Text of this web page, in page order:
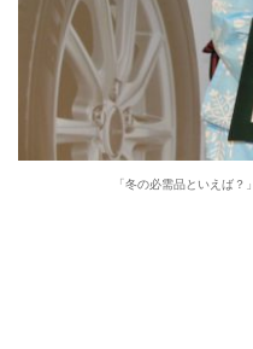
「冬の必需品といえば